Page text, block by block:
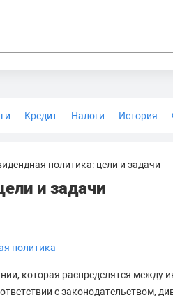
Кредит Налоги История
политика: цели и задачи
и задачи
политика
которая распределятся между
с законодательством,